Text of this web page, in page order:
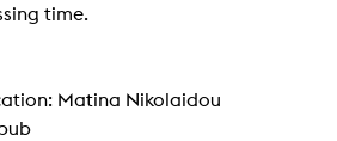
time.
Matina Nikolaidou